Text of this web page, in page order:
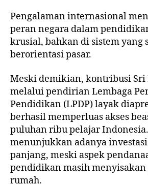
Pengalaman internasional
peran negara dalam
krusial, bahkan di sistem yang
berorientasi pasar.
Meski demikian, kontribusi
melalui pendirian Lembaga
Pendidikan (LPDP) layak
berhasil memperluas akses
puluhan ribu pelajar
menunjukkan adanya
panjang, meski aspek
pendidikan masih
rumah.